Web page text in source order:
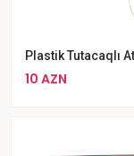
10 AZN